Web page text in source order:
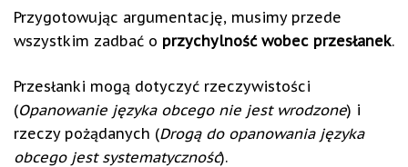
Przygotowując argumentację, musimy przede
wszystkim zadbać o przychylność wobec przesłanek.
Przesłanki mogą dotyczyć rzeczywistości
(Opanowanie języka obcego nie jest wrodzone) i
rzeczy pożądanych (Drogą do opanowania języka
obcego jest systematyczność).